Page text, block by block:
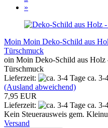
»
Moin Moin Deko-Schild aus
Türschmuck
oin Moin Deko-Schild aus
Türschmuck
Lieferzeit:
ca. 3-
(Ausland abweichend)
7,95 EUR
Lieferzeit:
ca. 3-
Kein Steuerausweis gem.
Versand